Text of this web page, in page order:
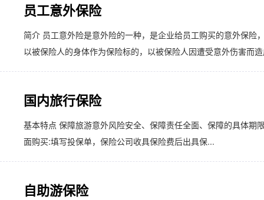
员工意外保险
简介 员工意外险是意外险的一种，是企业给员工购买的意外保
以被保险人的身体作为保险标的，以被保险人因遭受意外伤害而
国内旅行保险
基本特点 保障旅游意外风险安全、保障责任全面、保障的具体期
面购买:填写投保单，保险公司收具保险费后出具保...
自助游保险